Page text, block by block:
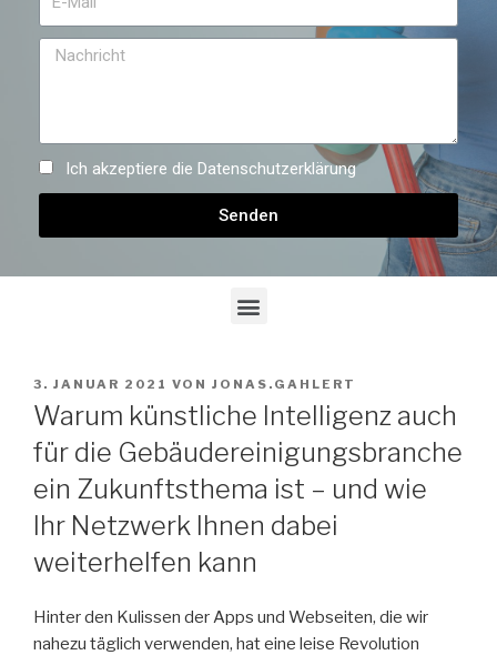
Ich akzeptiere die Datenschutzerklärung
Senden
3. JANUAR 2021 VON JONAS.GAHLERT
Warum künstliche Intelligenz auch
für die Gebäudereinigungsbranche
ein Zukunftsthema ist – und wie
Ihr Netzwerk Ihnen dabei
weiterhelfen kann
Hinter den Kulissen der Apps und Webseiten, die wir
nahezu täglich verwenden, hat eine leise Revolution